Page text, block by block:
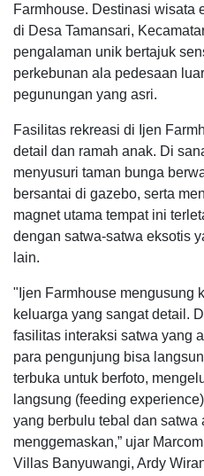
Farmhouse. Destinasi wisata
di Desa Tamansari,
pengalaman unik bertajuk
perkebunan ala pedesaan
pegunungan yang asri.
Fasilitas rekreasi di Ijen
detail dan ramah anak. Di
menyusuri taman bunga
bersantai di gazebo, serta
magnet utama tempat ini
dengan satwa-satwa eksotis
lain.
"Ijen Farmhouse mengusung
keluarga yang sangat detail.
fasilitas interaksi satwa yang
para pengunjung bisa
terbuka untuk berfoto,
langsung (feeding
yang berbulu tebal dan satwa
menggemaskan,” ujar
Villas Banyuwangi, Ardy